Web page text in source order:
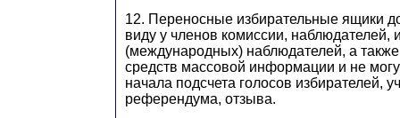
12. Переносные избирательные ящики
виду у членов комиссии, наблюдателей,
(международных) наблюдателей, а
средств массовой информации и не
начала подсчета голосов избирателей,
референдума, отзыва.